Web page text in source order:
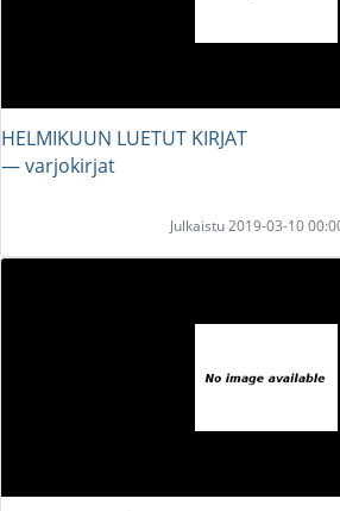
HELMIKUUN LUETUT KIRJAT
― varjokirjat
Julkaistu 2019-03-10